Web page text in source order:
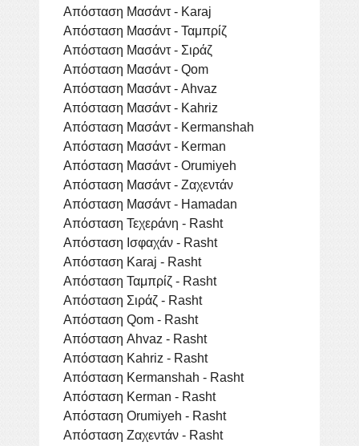
Απόσταση Μασάντ - Karaj
Απόσταση Μασάντ - Ταμπρίζ
Απόσταση Μασάντ - Σιράζ
Απόσταση Μασάντ - Qom
Απόσταση Μασάντ - Ahvaz
Απόσταση Μασάντ - Kahriz
Απόσταση Μασάντ - Kermanshah
Απόσταση Μασάντ - Kerman
Απόσταση Μασάντ - Orumiyeh
Απόσταση Μασάντ - Ζαχεντάν
Απόσταση Μασάντ - Hamadan
Απόσταση Τεχεράνη - Rasht
Απόσταση Ισφαχάν - Rasht
Απόσταση Karaj - Rasht
Απόσταση Ταμπρίζ - Rasht
Απόσταση Σιράζ - Rasht
Απόσταση Qom - Rasht
Απόσταση Ahvaz - Rasht
Απόσταση Kahriz - Rasht
Απόσταση Kermanshah - Rasht
Απόσταση Kerman - Rasht
Απόσταση Orumiyeh - Rasht
Απόσταση Ζαχεντάν - Rasht